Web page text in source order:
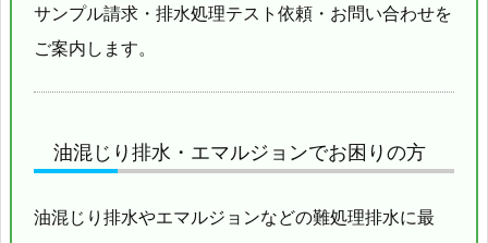
サンプル請求・排水処理テスト依頼・お問い合わせを
ご案内します。
油混じり排水・エマルジョンでお困りの方
油混じり排水やエマルジョンなどの難処理排水に最